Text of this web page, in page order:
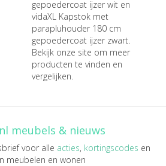
gepoedercoat ijzer witen
vidaXL Kapstok met
parapluhouder 180 cm
gepoedercoat ijzer zwart.
Bekijk onze site om meer
producten te vinden en
vergelijken.
meubels & nieuws
voor alle acties, kortingscodes en
meubelen en wonen